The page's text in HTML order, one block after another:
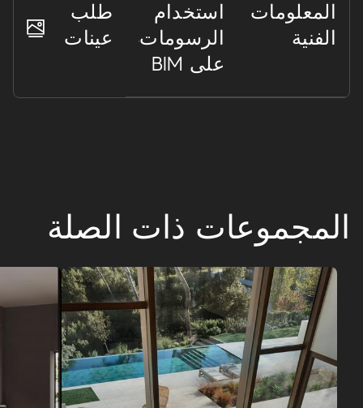
المعلومات
الفنية
استخدام
الرسومات
على BIM
طلب
عينات
Boost Stone
معهد معماري: أسطح ذات تأثير حجري للمهندسين
المعماريين والمصممين، تقدم عدداً لا نهائي من التركيبات
المجموعات ذات الصلة